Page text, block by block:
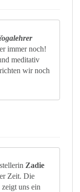
immer noch!
meditativ
wir noch
Zadie
Zeit. Die
zeigt uns ein